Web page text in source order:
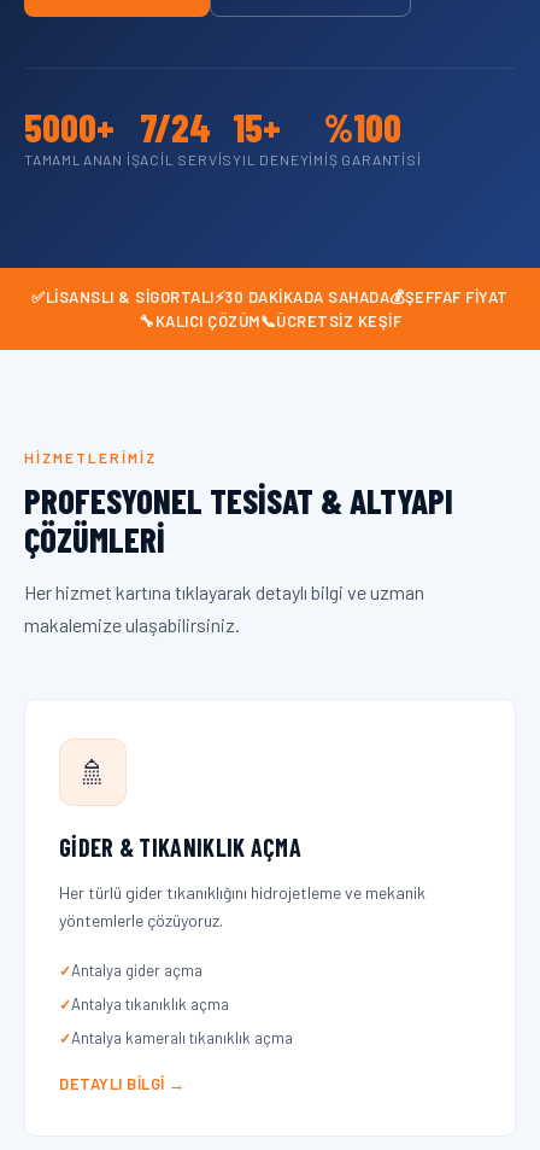
5000+
TAMAMLANAN İŞ
7/24
ACIL SERVIS
15+
YIL DENEYIM
%100
İŞ GARANTISI
✅LISANSLI & SIGORTALI⚡30 DAKIKADA SAHADA💰ŞEFFAF FIYAT
🔧KALICI ÇÖZÜM📞ÜCRETSIZ KEŞIF
HIZMETLERIMIZ
PROFESYONEL TESISAT & ALTYAPI
ÇÖZÜMLERI
Her hizmet kartına tıklayarak detaylı bilgi ve uzman
makalemize ulaşabilirsiniz.
🚿
GIDER & TIKANIKLIK AÇMA
Her türlü gider tıkanıklığını hidrojetleme ve mekanik
yöntemlerle çözüyoruz.
Antalya gider açma
Antalya tıkanıklık açma
Antalya kameralı tıkanıklık açma
DETAYLI BILGI →